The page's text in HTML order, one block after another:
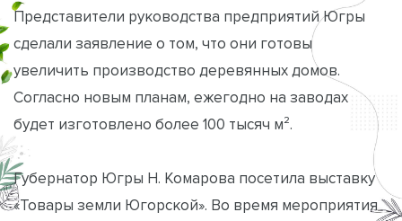
Представители руководства предприятий Югры
сделали заявление о том, что они готовы
увеличить производство деревянных домов.
Согласно новым планам, ежегодно на заводах
будет изготовлено более 100 тысяч м².
Губернатор Югры Н. Комарова посетила выставку
«Товары земли Югорской». Во время мероприятия